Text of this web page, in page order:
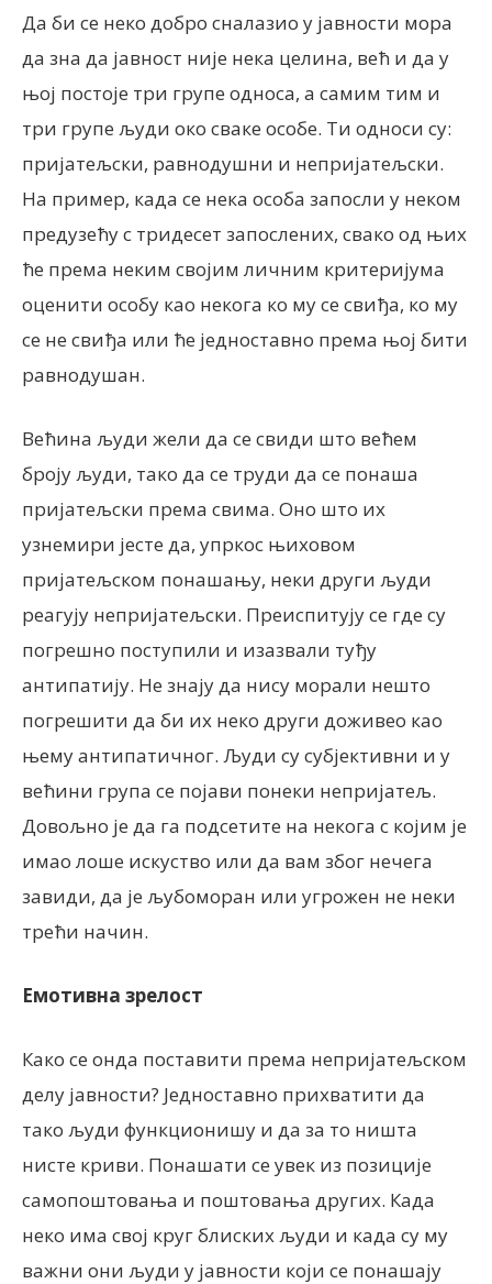
Да би се неко добро сналазио у јавности мора
да зна да јавност није нека целина, већ и да у
њој постоје три групе односа, а самим тим и
три групе људи око сваке особе. Ти односи су:
пријатељски, равнодушни и непријатељски.
На пример, када се нека особа запосли у неком
предузећу с тридесет запослених, свако од њих
ће према неким својим личним критеријума
оценити особу као некога ко му се свиђа, ко му
се не свиђа или ће једноставно према њој бити
равнодушан.
Већина људи жели да се свиди што већем
броју људи, тако да се труди да се понаша
пријатељски према свима. Оно што их
узнемири јесте да, упркос њиховом
пријатељском понашању, неки други људи
реагују непријатељски. Преиспитују се где су
погрешно поступили и изазвали туђу
антипатију. Не знају да нису морали нешто
погрешити да би их неко други доживео као
њему антипатичног. Људи су субјективни и у
већини група се појави понеки непријатељ.
Довољно је да га подсетите на некога с којим је
имао лоше искуство или да вам због нечега
завиди, да је љубоморан или угрожен не неки
трећи начин.
Емотивна зрелост
Како се онда поставити према непријатељском
делу јавности? Једноставно прихватити да
тако људи функционишу и да за то ништа
нисте криви. Понашати се увек из позиције
самопоштовања и поштовања других. Када
неко има свој круг блиских људи и када су му
важни они људи у јавности који се понашају